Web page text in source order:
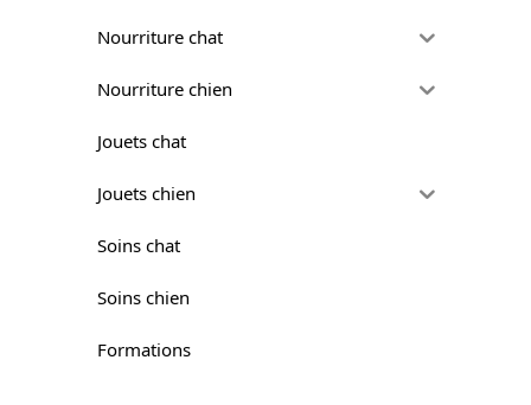
Nourriture chat
Nourriture chien
Jouets chat
Jouets chien
Soins chat
Soins chien
Formations